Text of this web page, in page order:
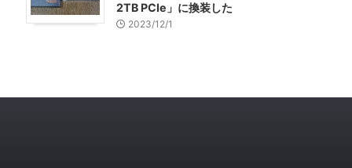
2TB PCIe」に換装した
2023/12/1